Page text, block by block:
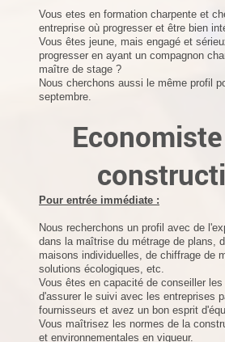
Vous etes en formation charpente et
entreprise où progresser et être bien
Vous êtes jeune, mais engagé et
progresser en ayant un compagnon
maître de stage ?
Nous cherchons aussi le même profil
septembre.
Pour entrée immédiate :
Nous recherchons un profil avec de
dans la maîtrise du métrage de plans,
maisons individuelles, de chiffrage de
solutions écologiques, etc.
Vous êtes en capacité de conseiller
d'assurer le suivi avec les entreprises
fournisseurs et avez un bon esprit
Vous maîtrisez les normes de la
et environnementales en vigueur.